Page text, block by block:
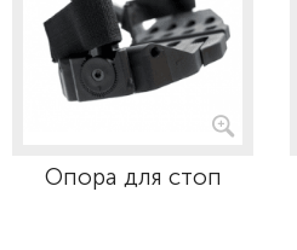
Опора для стоп